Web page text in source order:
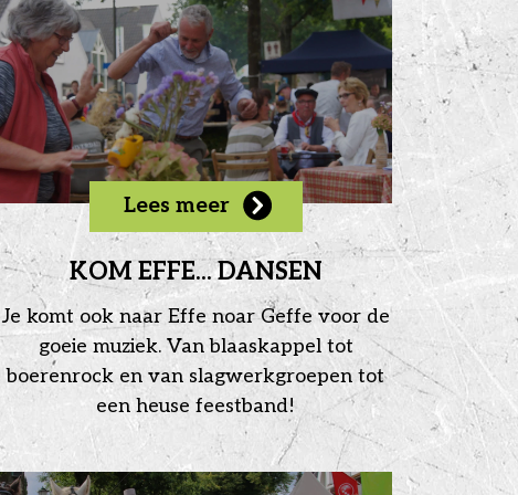
Lees meer
KOM EFFE... DANSEN
Je komt ook naar Effe noar Geffe voor de
goeie muziek. Van blaaskappel tot
boerenrock en van slagwerkgroepen tot
een heuse feestband!